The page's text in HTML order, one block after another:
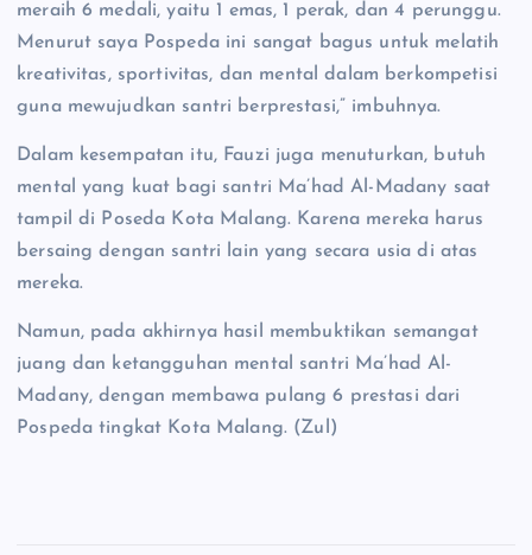
meraih 6 medali, yaitu 1 emas, 1 perak, dan 4 perunggu.
Menurut saya Pospeda ini sangat bagus untuk melatih
kreativitas, sportivitas, dan mental dalam berkompetisi
guna mewujudkan santri berprestasi,” imbuhnya.
Dalam kesempatan itu, Fauzi juga menuturkan, butuh
mental yang kuat bagi santri Ma’had Al-Madany saat
tampil di Poseda Kota Malang. Karena mereka harus
bersaing dengan santri lain yang secara usia di atas
mereka.
Namun, pada akhirnya hasil membuktikan semangat
juang dan ketangguhan mental santri Ma’had Al-
Madany, dengan membawa pulang 6 prestasi dari
Pospeda tingkat Kota Malang. (Zul)